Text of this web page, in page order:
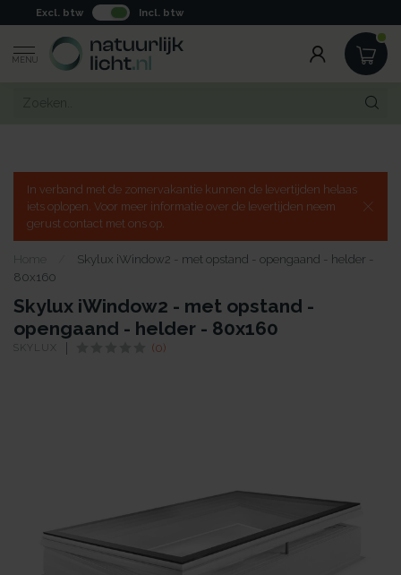
Excl. btw Incl. btw
MENU
In verband met de zomervakantie kunnen de levertijden helaas
iets oplopen. Voor meer informatie over de levertijden neem
gerust contact met ons op.
Home
Skylux iWindow2 - met opstand - opengaand - helder -
80x160
Skylux iWindow2 - met opstand -
opengaand - helder - 80x160
SKYLUX (0)